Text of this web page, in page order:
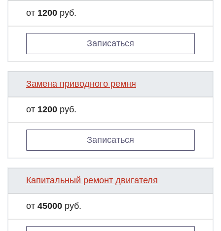
от 1200 руб.
Записаться
Замена приводного ремня
от 1200 руб.
Записаться
Капитальный ремонт двигателя
от 45000 руб.